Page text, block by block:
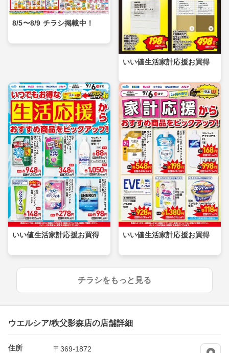
8/5〜8/9 チラシ掲載中！
いい値生活家計応援お買得
いい値生活家計応援お買得 いい値生活家計応援お買得
チラシをもっと見る
ウエルシア/秩父影森店の店舗詳細
住所
〒369-1872